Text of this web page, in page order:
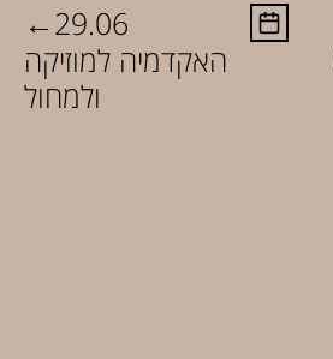
←29.06
האקדמיה למוזיקה
ולמחול